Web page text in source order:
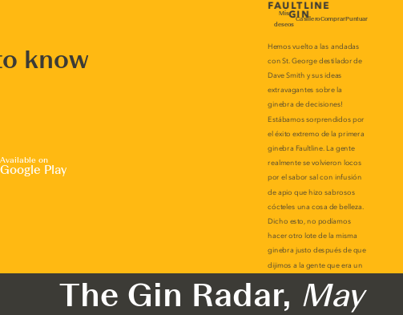
know
Available on
Google Play
The Gin Radar, May